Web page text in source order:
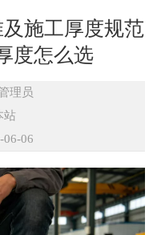
施工厚度规范
度怎么选
理员
站
06-06